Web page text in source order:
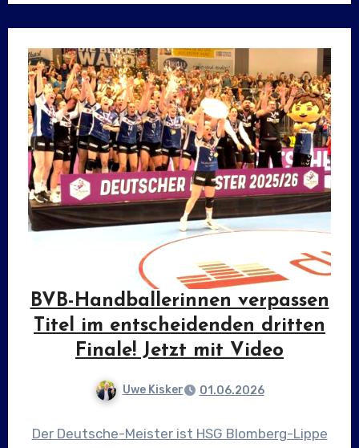
BVB-Handballerinnen verpassen
Titel im entscheidenden dritten
Finale! Jetzt mit Video
Uwe Kisker 01.06.2026
Der Deutsche-Meister ist HSG Blomberg-Lippe